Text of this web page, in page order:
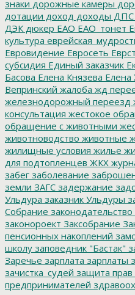
знаки дорожные камеры
дотации доход доходы ДПС
ДЭК дюкер ЕАО ЕАО_тонет
культура
Евровидение Евросеть
субсидия Единый заказчик
Басова Елена Князева Елена
Вепринский жалоба жд
железнодорожный переезд
консультация жестокое
обращение с животными
животноводство животные
жилищные условия жилье
для подтопленцев ЖКХ
забег заболевание
земли ЗАГС задержание
Ульдура заказник Ульдуры
Собрание законодательство
законороект Заксобрание
пенсионных накоплений
школу заповедник "Бастак"
Заречье зарплата зарплаты
зачистка_судей защита
предпринимателей